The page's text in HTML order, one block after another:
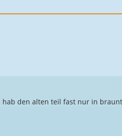
den alten teil fast nur in